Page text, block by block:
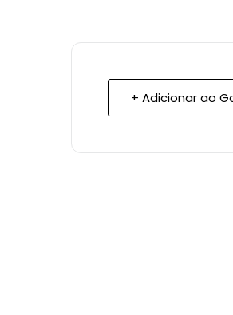
+ Adicionar ao